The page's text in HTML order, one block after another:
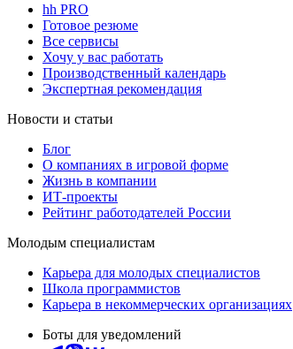
hh PRO
Готовое резюме
Все сервисы
Хочу у вас работать
Производственный календарь
Экспертная рекомендация
Новости и статьи
Блог
О компаниях в игровой форме
Жизнь в компании
ИТ-проекты
Рейтинг работодателей России
Молодым специалистам
Карьера для молодых специалистов
Школа программистов
Карьера в некоммерческих организациях
Боты для уведомлений